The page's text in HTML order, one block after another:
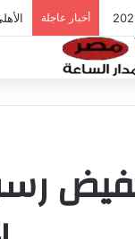
أخبار عاجلة